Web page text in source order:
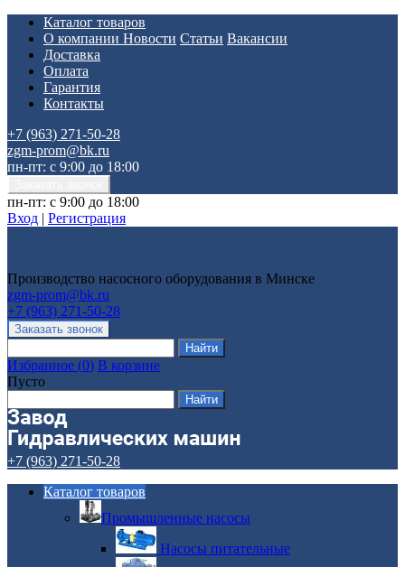
Каталог товаров
О компании Новости Статьи Вакансии
Доставка
Оплата
Гарантия
Контакты
+7 (963) 271-50-28
zgm-prom@bk.ru
пн-пт: с 9:00 до 18:00
пн-пт: с 9:00 до 18:00
Вход | Регистрация
Производство насосного оборудования в Минске
zgm-prom@bk.ru
+7 (963) 271-50-28
Избранное (0) В корзине
Пусто
+7 (963) 271-50-28
Каталог товаров
Промышленные насосы
Насосы питательные